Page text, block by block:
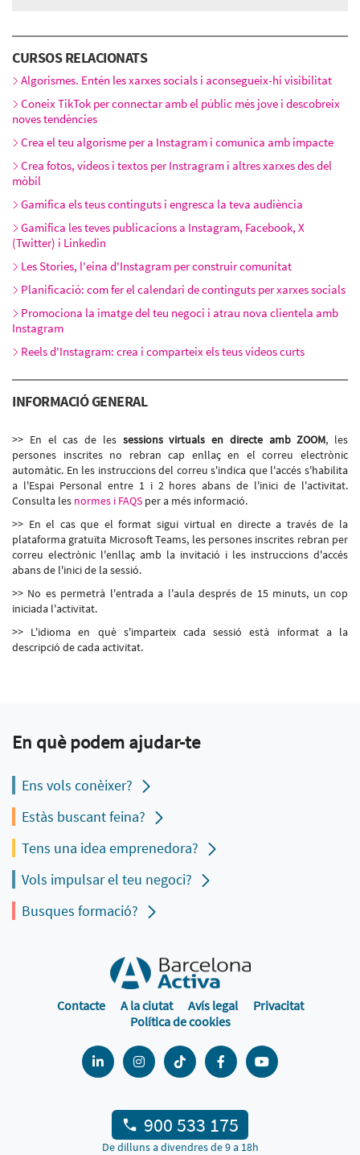
Dimarts 20 d’octubre, 16:00h - 20:00h
Dimecres 21 d’octubre, 16:00h - 20:00h
CURSOS RELACIONATS
Algorismes. Entén les xarxes socials i aconsegueix-hi visibilitat
Coneix TikTok per connectar amb el públic més jove i descobreix
noves tendències
Crea el teu algorisme per a Instagram i comunica amb impacte
Crea fotos, vídeos i textos per Instragram i altres xarxes des del
mòbil
Gamifica els teus continguts i engresca la teva audiència
Gamifica les teves publicacions a Instagram, Facebook, X
(Twitter) i Linkedin
Les Stories, l'eina d'Instagram per construir comunitat
Planificació: com fer el calendari de continguts per xarxes socials
Promociona la imatge del teu negoci i atrau nova clientela amb
Instagram
Reels d'Instagram: crea i comparteix els teus vídeos curts
INFORMACIÓ GENERAL
>> En el cas de les sessions virtuals en directe amb ZOOM, les
persones inscrites no rebran cap enllaç en el correu electrònic
automàtic. En les instruccions del correu s'indica que l'accés s'habilita
a l'Espai Personal entre 1 i 2 hores abans de l'inici de l'activitat.
Consulta les normes i FAQS per a més informació.
>> En el cas que el format sigui virtual en directe a través de la
plataforma gratuïta Microsoft Teams, les persones inscrites rebran per
correu electrònic l'enllaç amb la invitació i les instruccions d'accés
abans de l'inici de la sessió.
>> No es permetrà l'entrada a l'aula després de 15 minuts, un cop
iniciada l'activitat.
>> L'idioma en què s'imparteix cada sessió està informat a la
descripció de cada activitat.
En què podem ajudar-te
Ens vols conèixer?
Estàs buscant feina?
Tens una idea emprenedora?
Vols impulsar el teu negoci?
Busques formació?
Contacte A la ciutat Avís legal
Privacitat
Política de cookies
900 533 175
De dilluns a divendres de 9 a 18h